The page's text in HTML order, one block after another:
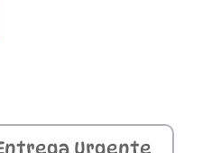
Urgente